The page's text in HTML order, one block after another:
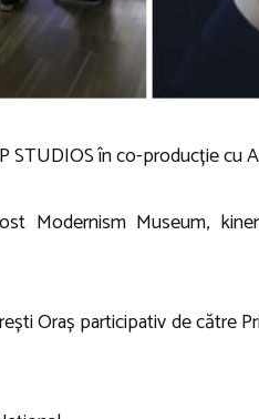
STUDIOS în co-producție cu
Modernism Museum,
Oraș participativ de către